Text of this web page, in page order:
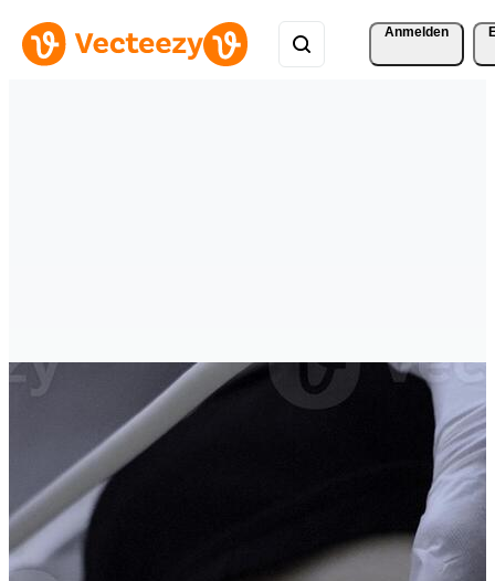
Anmelden